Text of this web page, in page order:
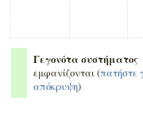
Γεγονότα συστήματος
εμφανίζονται (πατήστε
απόκρυψη)